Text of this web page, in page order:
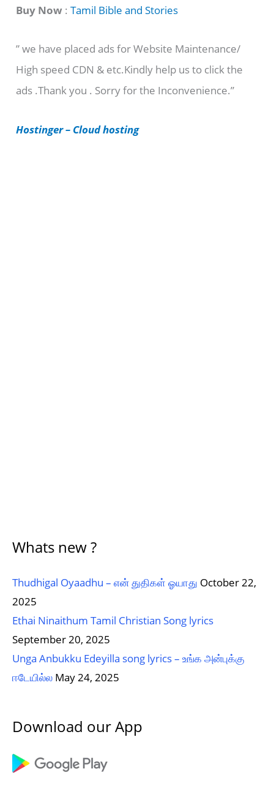
t
g
o
r
e
Buy Now :Tamil Bible and Stories
” we have placed ads for Website Maintenance/
High speed CDN & etc.Kindly help us to click the
ads .Thank you . Sorry for the Inconvenience.”
Hostinger – Cloud hosting
Whats new ?
Thudhigal Oyaadhu – என் துதிகள் ஓயாது October 22,
2025
Ethai Ninaithum Tamil Christian Song lyrics
September 20, 2025
Unga Anbukku Edeyilla song lyrics – உங்க அன்புக்கு
ஈடேயில்ல May 24, 2025
Download our App